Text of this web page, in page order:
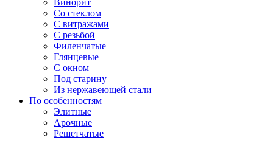
Винорит
Со стеклом
С витражами
С резьбой
Филенчатые
Глянцевые
С окном
Под старину
Из нержавеющей стали
По особенностям
Элитные
Арочные
Решетчатые